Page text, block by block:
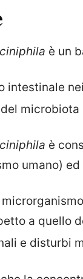
è un
intestinale
è
umano)
a quello
e disturbi